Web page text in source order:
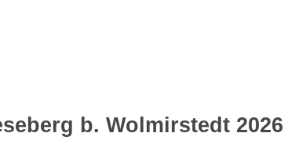
b. Wolmirstedt